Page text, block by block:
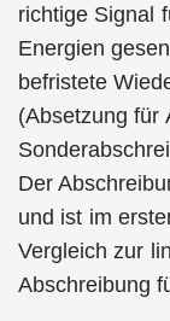
richtige Signal
Energien
befristete
(Absetzung für
Der
und ist im
Vergleich zur
Abschreibung